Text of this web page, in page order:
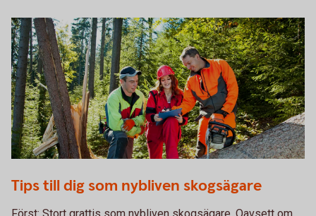
Tips till dig som nybliven skogsägare